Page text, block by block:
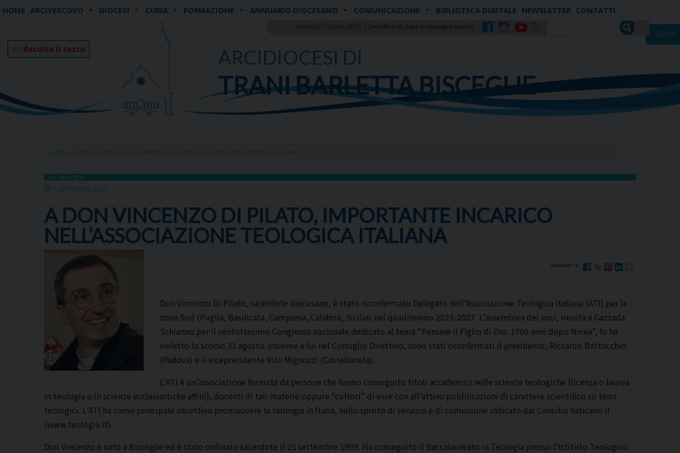
Skip
Santi Sisto II, papa, e compagni, martiri
HOME ARCIVESCOVO DIOCESI CURIA FORMAZIONE ANNUARIO DIOCESANO COMUNICAZIONE BIBLIOTECA DIGITALE NEWSLETTER CONTATTI
Search
ARCIDIOCESI DI
TRANI BARLETTA BISCEGLIE
Ascolta il testo
HOME
IN DIOCESI
3 SETTEMBRE 2023
A DON VINCENZO DI PILATO, IMPORTANTE INCARICO
NELL’ASSOCIAZIONE TEOLOGICA ITALIANA
Don Vincenzo Di Pilato, sacerdote diocesano, è stato riconfermato Delegato dell’Associazione Teologica Italiana (ATI) per la
zona Sud (Puglia, Basilicata, Campania, Calabria, Sicilia) nel quadriennio 2023-2027. L’assemblea dei soci, riunita a Gazzada
Schianno per il ventottesimo Congresso nazionale dedicato al tema “Pensare il Figlio di Dio. 1700 anni dopo Nicea”, lo ha
rieletto lo scorso 31 agosto. Insieme a lui nel Consiglio Direttivo, sono stati riconfermati il presidente, Riccardo Battocchio
(Padova) e il vicepresidente Vito Mignozzi (Castellaneta).
L’ATI è un’associazione formata da persone che hanno conseguito titoli accademici nelle scienze teologiche (licenza o laurea
in teologia o in scienze ecclesiastiche affini), docenti di tali materie oppure “cultori” di esse con all’attivo pubblicazioni di carattere scientifico su temi
teologici. L’ATI ha come principale obiettivo promuovere la teologia in Italia, nello spirito di servizio e di comunione indicato dal Concilio Vaticano II
(www.teologia.it).
Don Vincenzo è nato a Bisceglie ed è stato ordinato sacerdote il 25 settembre 1999. Ha conseguito il Baccalaureato in Teologia presso l’Istituto Teologico